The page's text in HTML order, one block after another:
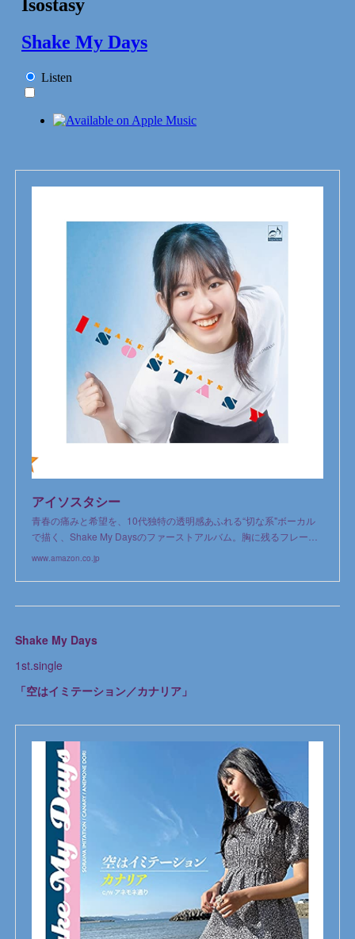
アイソスタシー
青春の痛みと希望を、10代独特の透明感あふれる“切な系"ボーカル
で描く、Shake My Daysのファーストアルバム。胸に残るフレー…
www.amazon.co.jp
Shake My Days
1st.single
「空はイミテーション／カナリア」